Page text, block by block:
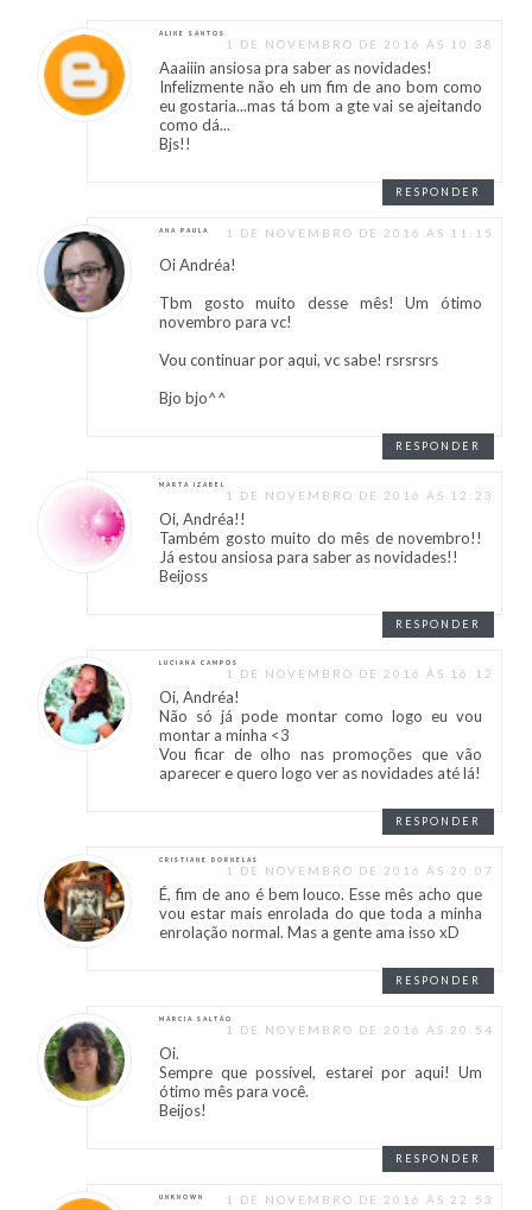
ALINE SANTOS
1 DE NOVEMBRO DE 2016 ÀS 10:38
Aaaiiin ansiosa pra saber as novidades!
Infelizmente não eh um fim de ano bom como
eu gostaria...mas tá bom a gte vai se ajeitando
como dá...
Bjs!!
RESPONDER
ANA PAULA 1 DE NOVEMBRO DE 2016 ÀS 11:15
Oi Andréa!
Tbm gosto muito desse mês! Um ótimo
novembro para vc!
Vou continuar por aqui, vc sabe! rsrsrsrs
Bjo bjo^^
RESPONDER
MARTA IZABEL
1 DE NOVEMBRO DE 2016 ÀS 12:23
Oi, Andréa!!
Também gosto muito do mês de novembro!!
Já estou ansiosa para saber as novidades!!
Beijoss
RESPONDER
LUCIANA CAMPOS
1 DE NOVEMBRO DE 2016 ÀS 16:12
Oi, Andréa!
Não só já pode montar como logo eu vou
montar a minha <3
Vou ficar de olho nas promoções que vão
aparecer e quero logo ver as novidades até lá!
RESPONDER
CRISTIANE DORNELAS
1 DE NOVEMBRO DE 2016 ÀS 20:07
É, fim de ano é bem louco. Esse mês acho que
vou estar mais enrolada do que toda a minha
enrolação normal. Mas a gente ama isso xD
RESPONDER
MÁRCIA SALTÃO
1 DE NOVEMBRO DE 2016 ÀS 20:54
Oi.
Sempre que possível, estarei por aqui! Um
ótimo mês para você.
Beijos!
RESPONDER
UNKNOWN 1 DE NOVEMBRO DE 2016 ÀS 22:53